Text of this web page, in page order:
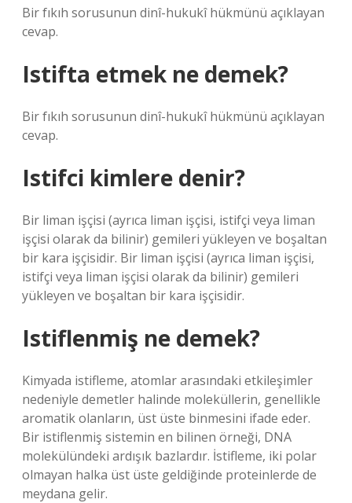
Bir fıkıh sorusunun dinî-hukukî hükmünü açıklayan
cevap.
Istifta etmek ne demek?
Bir fıkıh sorusunun dinî-hukukî hükmünü açıklayan
cevap.
Istifci kimlere denir?
Bir liman işçisi (ayrıca liman işçisi, istifçi veya liman
işçisi olarak da bilinir) gemileri yükleyen ve boşaltan
bir kara işçisidir. Bir liman işçisi (ayrıca liman işçisi,
istifçi veya liman işçisi olarak da bilinir) gemileri
yükleyen ve boşaltan bir kara işçisidir.
Istiflenmiş ne demek?
Kimyada istifleme, atomlar arasındaki etkileşimler
nedeniyle demetler halinde moleküllerin, genellikle
aromatik olanların, üst üste binmesini ifade eder.
Bir istiflenmiş sistemin en bilinen örneği, DNA
molekülündeki ardışık bazlardır. İstifleme, iki polar
olmayan halka üst üste geldiğinde proteinlerde de
meydana gelir.